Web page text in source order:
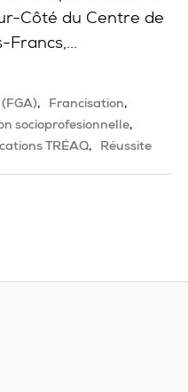
Côté du Centre de
Francs,...
Francisation
socioprofesionnelle
TRÉAQ Réussite